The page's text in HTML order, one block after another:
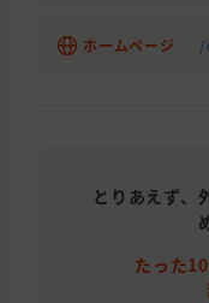
ホームページ /
とりあえず、
たった